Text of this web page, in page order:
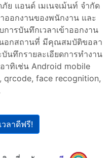
แอนด์ เมเนจเม้นท์ จำกัด
ออกงานของพนักงาน และ
ารบันทึกเวลาเข้าออกงาน
อกสถานที่ มีคุณสมบัติขอลา
นทึกรายละเอียดการทำงาน
าทิเช่น Android mobile
qrcode, face recognition,
วลาดีฟรี!